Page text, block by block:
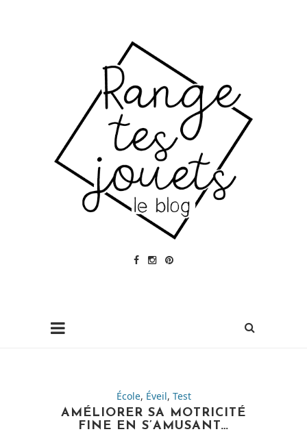
École, Éveil, Test
AMÉLIORER SA MOTRICITÉ
FINE EN S’AMUSANT…